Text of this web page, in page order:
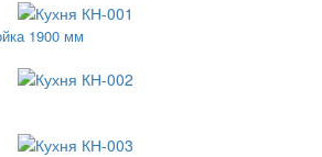
1900 мм